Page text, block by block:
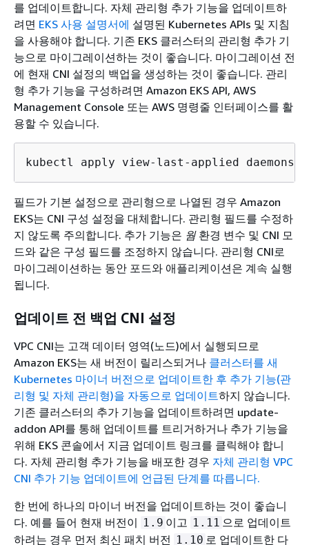
를 업데이트합니다. 자체 관리형 추가 기능을 업데이트하
려면 EKS 사용 설명서에 설명된 Kubernetes APIs 및 지침
을 사용해야 합니다. 기존 EKS 클러스터의 관리형 추가 기
능으로 마이그레이션하는 것이 좋습니다. 마이그레이션 전
에 현재 CNI 설정의 백업을 생성하는 것이 좋습니다. 관리
형 추가 기능을 구성하려면 Amazon EKS API, AWS
Management Console 또는 AWS 명령줄 인터페이스를 활
용할 수 있습니다.
kubectl apply view-last-applied
필드가 기본 설정으로 관리형으로 나열된 경우 Amazon
EKS는 CNI 구성 설정을 대체합니다. 관리형 필드를 수정하
지 않도록 주의합니다. 추가 기능은 웜환경 변수 및 CNI 모
드와 같은 구성 필드를 조정하지 않습니다. 관리형 CNI로
마이그레이션하는 동안 포드와 애플리케이션은 계속 실행
됩니다.
업데이트 전 백업 CNI 설정
VPC CNI는 고객 데이터 영역(노드)에서 실행되므로
Amazon EKS는 새 버전이 릴리스되거나 클러스터를 새
Kubernetes 마이너 버전으로 업데이트한 후 추가 기능(관
리형 및 자체 관리형)을 자동으로 업데이트하지 않습니다.
기존 클러스터의 추가 기능을 업데이트하려면 update-
addon API를 통해 업데이트를 트리거하거나 추가 기능을
위해 EKS 콘솔에서 지금 업데이트 링크를 클릭해야 합니
다. 자체 관리형 추가 기능을 배포한 경우 자체 관리형 VPC
CNI 추가 기능 업데이트에 언급된 단계를 따릅니다.
한 번에 하나의 마이너 버전을 업데이트하는 것이 좋습니
다. 예를 들어 현재 버전이 1.9 이고 1.11 으로 업데이트
하려는 경우 먼저 최신 패치 버전 1.10 로 업데이트한 다